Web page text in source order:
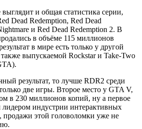
и общая статистика серии,
Dead Redemption, Red Dead
и Red Dead Redemption 2. В
в объёме 115 миллионов
в мире есть только у другой
также выпускаемой Rockstar и Take-Two
результат, то лучше RDR2 среди
две игры. Второе место у GTA V,
в 230 миллионов копий, ну а первое
индустрии интерактивных
продажи этой головоломки уже не